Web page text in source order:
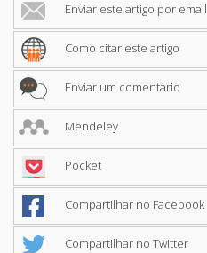
Enviar este artigo por email
Como citar este artigo
Enviar um comentário
Mendeley
Pocket
Compartilhar no Facebook
Compartilhar no Twitter